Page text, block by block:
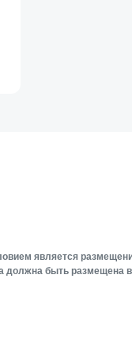
является
должна быть размещена в